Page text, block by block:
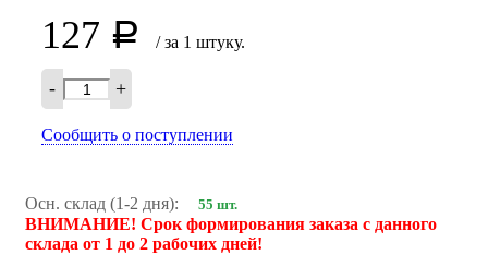
127 Р / за 1 штуку.
- +
Сообщить о поступлении
Осн. склад (1-2 дня): 55 шт.
ВНИМАНИЕ! Срок формирования заказа с данного
склада от 1 до 2 рабочих дней!